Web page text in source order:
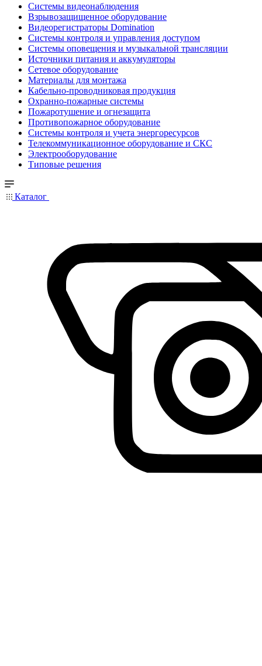
Системы видеонаблюдения
Взрывозащищенное оборудование
Видеорегистраторы Domination
Системы контроля и управления доступом
Системы оповещения и музыкальной трансляции
Источники питания и аккумуляторы
Сетевое оборудование
Материалы для монтажа
Кабельно-проводниковая продукция
Охранно-пожарные системы
Пожаротушение и огнезащита
Противопожарное оборудование
Системы контроля и учета энергоресурсов
Телекоммуникационное оборудование и СКС
Электрооборудование
Типовые решения
Каталог